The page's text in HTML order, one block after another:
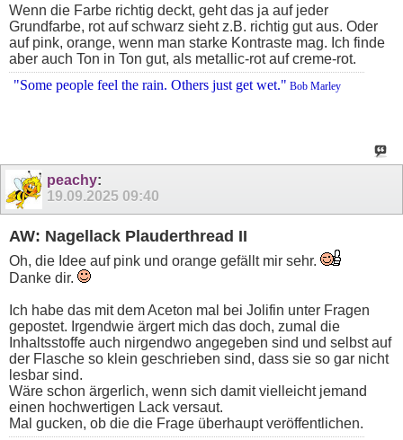
Wenn die Farbe richtig deckt, geht das ja auf jeder
Grundfarbe, rot auf schwarz sieht z.B. richtig gut aus. Oder
auf pink, orange, wenn man starke Kontraste mag. Ich finde
aber auch Ton in Ton gut, als metallic-rot auf creme-rot.
"Some people feel the rain. Others just get wet." Bob Marley
peachy:
19.09.2025 09:40
AW: Nagellack Plauderthread II
Oh, die Idee auf pink und orange gefällt mir sehr.
Danke dir.
Ich habe das mit dem Aceton mal bei Jolifin unter Fragen
gepostet. Irgendwie ärgert mich das doch, zumal die
Inhaltsstoffe auch nirgendwo angegeben sind und selbst auf
der Flasche so klein geschrieben sind, dass sie so gar nicht
lesbar sind.
Wäre schon ärgerlich, wenn sich damit vielleicht jemand
einen hochwertigen Lack versaut.
Mal gucken, ob die die Frage überhaupt veröffentlichen.